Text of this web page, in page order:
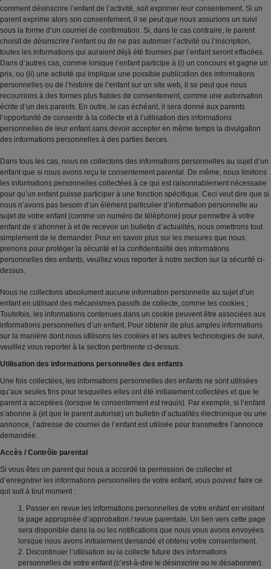
comment désinscrire l’enfant de l’activité, soit exprimer leur consentement. Si un
parent exprime alors son consentement, il se peut que nous assurions un suivi
sous la forme d’un courriel de confirmation. Si, dans le cas contraire, le parent
choisit de désinscrire l’enfant ou de ne pas autoriser l’activité ou l’inscription,
toutes les informations qui auraient déjà été fournies par l’enfant seront effacées.
Dans d’autres cas, comme lorsque l’enfant participe à (i) un concours et gagne un
prix, ou (ii) une activité qui implique une possible publication des informations
personnelles ou de l’histoire de l’enfant sur un site web, il se peut que nous
recourrions à des formes plus fiables de consentement, comme une autorisation
écrite d’un des parents. En outre, le cas échéant, il sera donné aux parents
l’opportunité de consentir à la collecte et à l’utilisation des informations
personnelles de leur enfant sans devoir accepter en même temps la divulgation
des informations personnelles à des parties tierces.
Dans tous les cas, nous ne collectons des informations personnelles au sujet d’un
enfant que si nous avons reçu le consentement parental. De même, nous limitons
les informations personnelles collectées à ce qui est raisonnablement nécessaire
pour qu’un enfant puisse participer à une fonction spécifique. Ceci veut dire que si
nous n’avons pas besoin d’un élément particulier d’information personnelle au
sujet de votre enfant (comme un numéro de téléphone) pour permettre à votre
enfant de s’abonner à et de recevoir un bulletin d’actualités, nous omettrons tout
simplement de le demander. Pour en savoir plus sur les mesures que nous
prenons pour protéger la sécurité et la confidentialité des informations
personnelles des enfants, veuillez vous reporter à notre section sur la sécurité ci-
dessus.
Nous ne collectons absolument aucune information personnelle au sujet d’un
enfant en utilisant des mécanismes passifs de collecte, comme les cookies ;
Toutefois, les informations contenues dans un cookie peuvent être associées aux
informations personnelles d’un enfant. Pour obtenir de plus amples informations
sur la manière dont nous utilisons les cookies et les autres technologies de suivi,
veuillez vous reporter à la section pertinente ci-dessus.
Utilisation des informations personnelles des enfants
Une fois collectées, les informations personnelles des enfants ne sont utilisées
qu’aux seules fins pour lesquelles elles ont été initialement collectées et que le
parent a acceptées (lorsque le consentement est requis). Par exemple, si l’enfant
s’abonne à (et que le parent autorise) un bulletin d’actualités électronique ou une
annonce, l’adresse de courriel de l’enfant est utilisée pour transmettre l’annonce
demandée.
Accès / Contrôle parental
Si vous êtes un parent qui nous a accordé la permission de collecter et
d’enregistrer les informations personnelles de votre enfant, vous pouvez faire ce
qui suit à tout moment :
1. Passer en revue les informations personnelles de votre enfant en visitant
la page appropriée d’approbation / revue parentale. Un lien vers cette page
sera disponible dans la ou les notifications que nous vous avons envoyées
lorsque nous avons initialement demandé et obtenu votre consentement.
2. Discontinuer l’utilisation ou la collecte future des informations
personnelles de votre enfant (c’est-à-dire le désinscrire ou le désabonner).